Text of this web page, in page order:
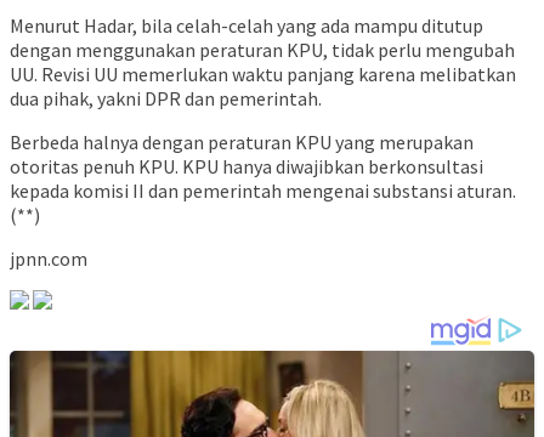
Menurut Hadar, bila celah-celah yang ada mampu ditutup
dengan menggunakan peraturan KPU, tidak perlu mengubah
UU. Revisi UU memerlukan waktu panjang karena melibatkan
dua pihak, yakni DPR dan pemerintah.
Berbeda halnya dengan peraturan KPU yang merupakan
otoritas penuh KPU. KPU hanya diwajibkan berkonsultasi
kepada komisi II dan pemerintah mengenai substansi aturan.
(**)
jpnn.com